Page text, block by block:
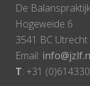
De Balanspraktijk
Hogeweide 6
3541 BC Utrecht
Email:
T: +31